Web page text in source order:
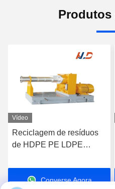
Produtos
Vídeo
Reciclagem de resíduos
de HDPE PE LDPE
Granulador de plástico de
parafuso únicoConverse Agora